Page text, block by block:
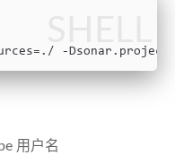
-
用户名